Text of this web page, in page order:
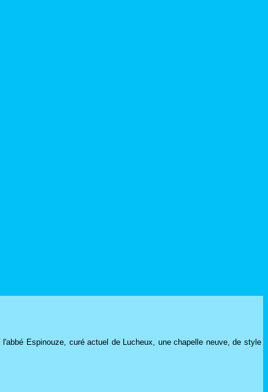
Espinouze, curé actuel de Lucheux, une chapelle neuve, de style